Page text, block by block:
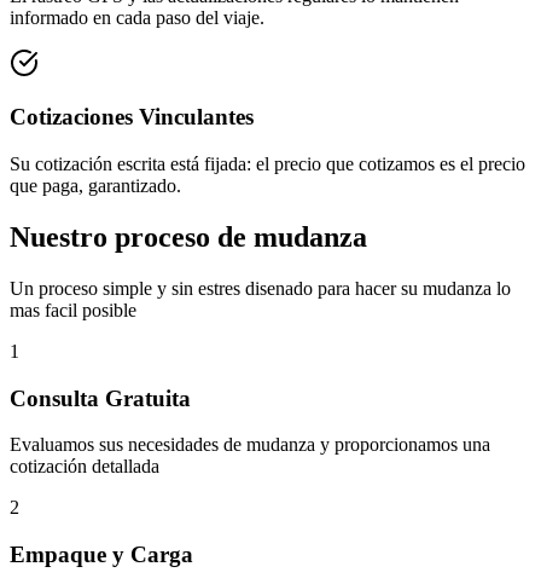
informado en cada paso del viaje.
Cotizaciones Vinculantes
Su cotización escrita está fijada: el precio que cotizamos es el precio
que paga, garantizado.
Nuestro proceso de mudanza
Un proceso simple y sin estres disenado para hacer su mudanza lo
mas facil posible
1
Consulta Gratuita
Evaluamos sus necesidades de mudanza y proporcionamos una
cotización detallada
2
Empaque y Carga